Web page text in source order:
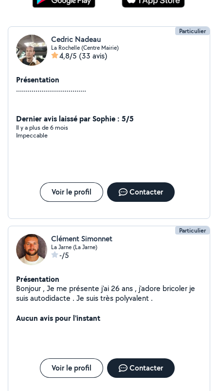
Particulier
Cedric Nadeau
La Rochelle (Centre Mairie)
4,8/5 (33 avis)
Présentation
....................................
Dernier avis laissé par Sophie : 5/5
Il y a plus de 6 mois
Impeccable
Voir le profil Contacter
Particulier
Clément Simonnet
La Jarne (La Jarne)
-/5
Présentation
Bonjour , Je me présente j'ai 26 ans , j'adore bricoler je
suis autodidacte . Je suis très polyvalent .
Aucun avis pour l'instant
Voir le profil Contacter